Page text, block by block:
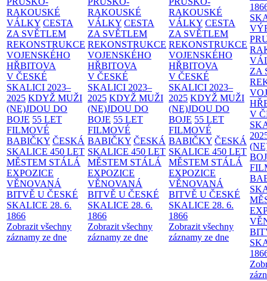
RAKOUSKÉ
VÁLKY CESTA
ZA SVĚTLEM
REKONSTRUKCE
VOJENSKÉHO
HŘBITOVA
V ČESKÉ
SKALICI 2023–
2025 KDYŽ MUŽI
(NE)JDOU DO
BOJE 55 LET
FILMOVÉ
BABIČKY ČESKÁ
SKALICE 450 LET
MĚSTEM STÁLÁ
EXPOZICE
VĚNOVANÁ
BITVĚ U ČESKÉ
SKALICE 28. 6.
1866
Zobrazit všechny
záznamy ze dne
RAKOUSKÉ
VÁLKY CESTA
ZA SVĚTLEM
REKONSTRUKCE
VOJENSKÉHO
HŘBITOVA
V ČESKÉ
SKALICI 2023–
2025 KDYŽ MUŽI
(NE)JDOU DO
BOJE 55 LET
FILMOVÉ
BABIČKY ČESKÁ
SKALICE 450 LET
MĚSTEM STÁLÁ
EXPOZICE
VĚNOVANÁ
BITVĚ U ČESKÉ
SKALICE 28. 6.
1866
Zobrazit všechny
záznamy ze dne
RAKOUSKÉ
VÁLKY CESTA
ZA SVĚTLEM
REKONSTRUKCE
VOJENSKÉHO
HŘBITOVA
V ČESKÉ
SKALICI 2023–
2025 KDYŽ MUŽI
(NE)JDOU DO
BOJE 55 LET
FILMOVÉ
BABIČKY ČESKÁ
SKALICE 450 LET
MĚSTEM STÁLÁ
EXPOZICE
VĚNOVANÁ
BITVĚ U ČESKÉ
SKALICE 28. 6.
1866
Zobrazit všechny
záznamy ze dne
ZA
V